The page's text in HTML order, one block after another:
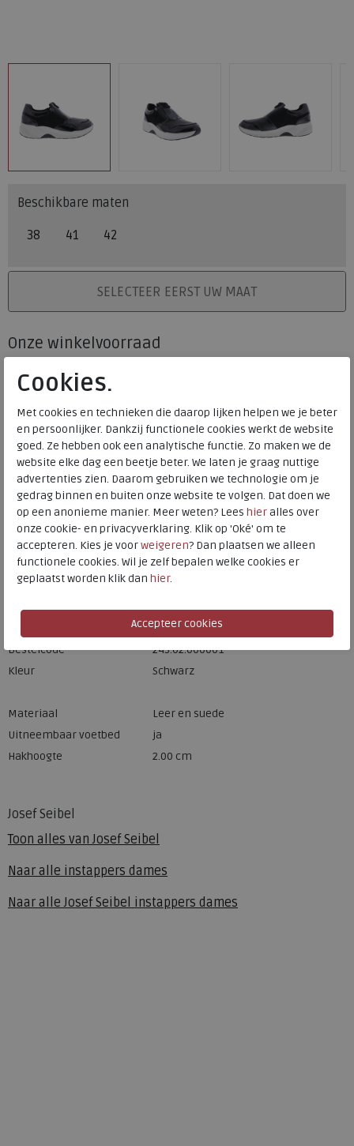
Josef Seibel
Toon alles vanJosef Seibel
Naar alle instappers dames
Naar alleJosef Seibel instappers dames
Beschikbare maten
38 41 42
PLAATS IN WINKELMANDSELECTEER EERST UW MAAT
Onze winkelvoorraad
Meijerink Heemskerk
Meijerink Hoorn
HOORN
Hulp nodig? bel:0229 760 760
Gratis verzending binnen Nederland*
Voor 14:00 uur besteld = dezelfde werkdag verzonden*
Altijd retourneren, binnen 1 werkdag terugbetaald
Merk
Josef Seibel
96504.MI50.100
Bestelcode
243.02.000001
Kleur
Schwarz
Materiaal
Leer en suede
Uitneembaar voetbed
ja
Hakhoogte
2.00 cm
Cookies.
Met cookies en technieken die daarop lijken helpen we je beter
en persoonlijker. Dankzij functionele cookies werkt de website
goed. Ze hebben ook een analytische functie. Zo maken we de
website elke dag een beetje beter. We laten je graag nuttige
advertenties zien. Daarom gebruiken we technologie om je
gedrag binnen en buiten onze website te volgen. Dat doen we
op een anonieme manier. Meer weten? Lees hieralles over
onze cookie- en privacyverklaring. Klik op 'Oké' om te
accepteren. Kies je voorweigeren? Dan plaatsen we alleen
functionele cookies. Wil je zelf bepalen welke cookies er
geplaatst worden klik dan hier.